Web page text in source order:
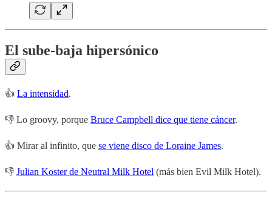
El sube-baja hipersónico
👍 La intensidad.
👎 Lo groovy, porque Bruce Campbell dice que tiene cáncer.
👍 Mirar al infinito, que se viene disco de Loraine James.
👎 Julian Koster de Neutral Milk Hotel (más bien Evil Milk Hotel).